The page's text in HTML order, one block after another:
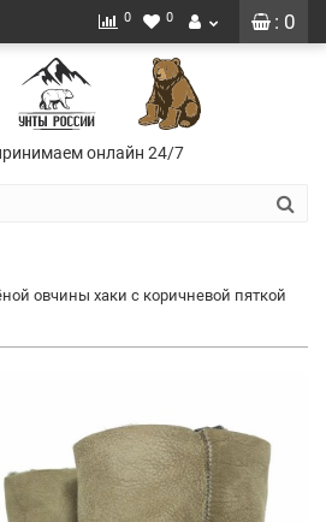
: 0
0 0
онлайн 24/7
овчины хаки с коричневой пяткой